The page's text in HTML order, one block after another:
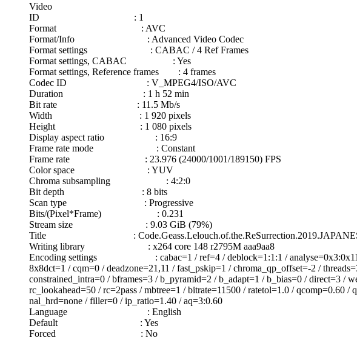
Video
ID : 1
Format : AVC
Format/Info : Advanced Video Codec
Format settings : CABAC / 4 Ref Frames
Format settings, CABAC : Yes
Format settings, Reference frames : 4 frames
Codec ID : V_MPEG4/ISO/AVC
Duration : 1 h 52 min
Bit rate : 11.5 Mb/s
Width : 1 920 pixels
Height : 1 080 pixels
Display aspect ratio : 16:9
Frame rate mode : Constant
Frame rate : 23.976 (24000/1001/189150) FPS
Color space : YUV
Chroma subsampling : 4:2:0
Bit depth : 8 bits
Scan type : Progressive
Bits/(Pixel*Frame) : 0.231
Stream size : 9.03 GiB (79%)
Title :
Writing library : x264 core 148 r2795M aaa9aa8
Encoding settings : cabac=1 / ref=4 / deblock=1:1:1 / analyse=0x3:0x113 /
8x8dct=1 / cqm=0 / deadzone=21,11 / fast_pskip=1 / chroma_qp_offset=-2 /
constrained_intra=0 / bframes=3 / b_pyramid=2 / b_adapt=1 / b_bias=0 / direct=3
rc_lookahead=50 / rc=2pass / mbtree=1 / bitrate=11500 / ratetol=1.0 /
nal_hrd=none / filler=0 / ip_ratio=1.40 / aq=3:0.60
Language : English
Default : Yes
Forced : No